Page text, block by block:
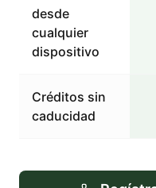
desde
cualquier
dispositivo
Créditos sin
caducidad